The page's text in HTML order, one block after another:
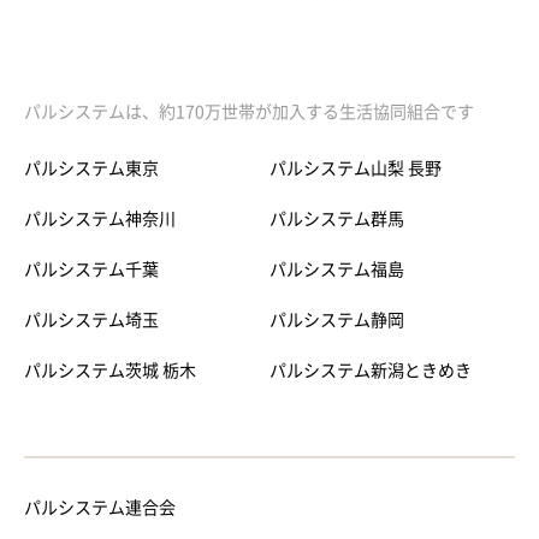
パルシステムは、約170万世帯が加入する生活協同組合です
パルシステム東京
パルシステム神奈川
パルシステム千葉
パルシステム埼玉
パルシステム茨城 栃木
パルシステム山梨 長野
パルシステム群馬
パルシステム福島
パルシステム静岡
パルシステム新潟ときめき
パルシステム連合会